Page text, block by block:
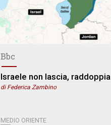
Bbc
Israele non lascia, raddoppia
di Federica Zambino
MEDIO ORIENTE